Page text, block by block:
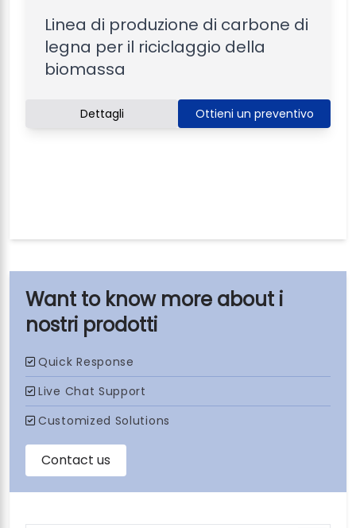
i
nostri prodotti
Linea di produzione di carbone di
legna per il riciclaggio della
biomassa
Dettagli Ottieni un preventivo